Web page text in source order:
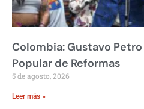
Colombia: Gustavo
Popular de Reformas
5 de agosto, 2026
Leer más »